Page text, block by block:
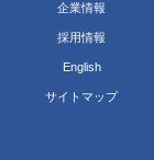
企業情報
採用情報
English
サイトマップ